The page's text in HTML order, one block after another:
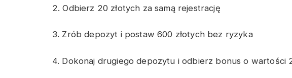
2. Odbierz 20 złotych za samą rejestrację
3. Zrób depozyt i postaw 600 złotych bez ryzyka
4. Dokonaj drugiego depozytu i odbierz bonus o wartości